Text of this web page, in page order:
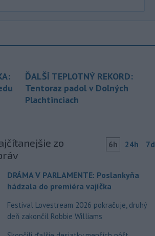
ĎALŠÍ TEPLOTNÝ REKORD:
Tentoraz padol v Dolných
Plachtinciach
zo
6h 24h 7d
DRÁMA V PARLAMENTE: Poslankyňa
hádzala do premiéra vajíčka
Festival Lovestream 2026 pokračuje, druhý
deň zakončil Robbie Williams